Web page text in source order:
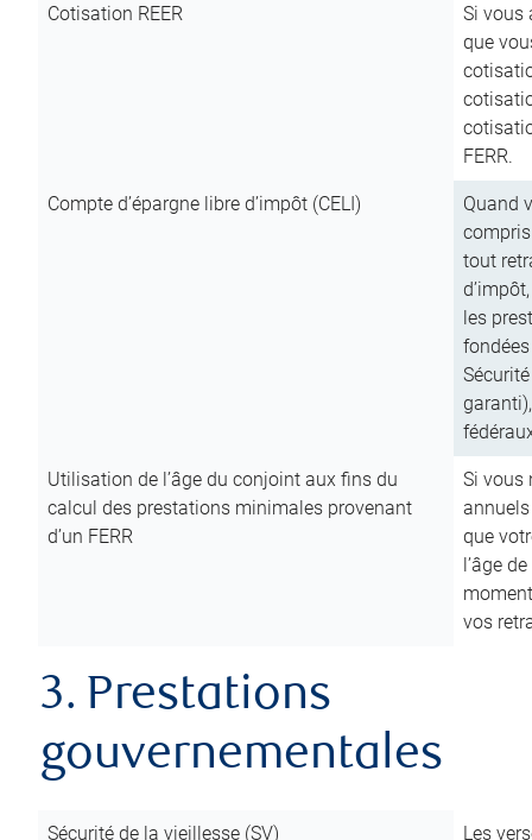
Cotisation REER
Si vous
que
FERR.
Compte d’épargne libre d’impôt (CELI)
Quand
tout
les
Utilisation de l’âge du conjoint aux fins du
calcul des prestations minimales provenant
d’un FERR
Si vous
que
l’âge
vos
3. Prestations
gouvernementales
Sécurité de la vieillesse (SV)
Les